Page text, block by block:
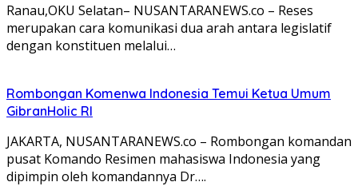
Ranau,OKU Selatan– NUSANTARANEWS.co – Reses
merupakan cara komunikasi dua arah antara legislatif
dengan konstituen melalui…
Rombongan Komenwa Indonesia Temui Ketua Umum
GibranHolic RI
JAKARTA, NUSANTARANEWS.co – Rombongan komandan
pusat Komando Resimen mahasiswa Indonesia yang
dipimpin oleh komandannya Dr….